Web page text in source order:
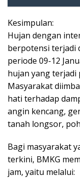
Kesimpulan:
Hujan dengan
berpotensi terjadi
periode 09-12
hujan yang terjadi
Masyarakat
hati terhadap
angin kencang,
tanah longsor,
Bagi masyarakat
terkini, BMKG
jam, yaitu melalui: